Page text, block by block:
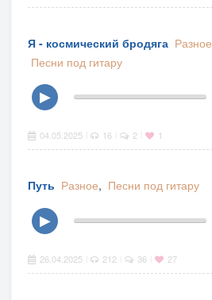
Я - космический бродяга Разное
Песни под гитару
▶
04.05.2025 16 2 1
Путь Разное, Песни под гитару
▶
26.04.2025 212 36 27